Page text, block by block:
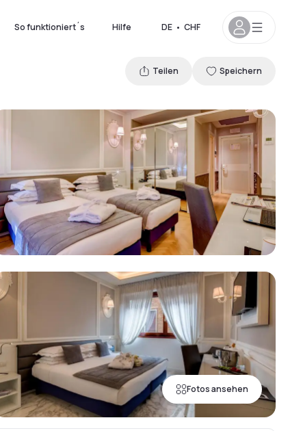
So funktioniert´s Hilfe DE • CHF
Fotos ansehen
Teilen Speichern